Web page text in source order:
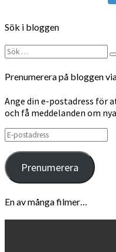
Sök i bloggen
Sök
efter:
Prenumerera på bloggen
Ange din e-postadress för
och få meddelanden om
E-
postadress
Prenumerera
En av många filmer…